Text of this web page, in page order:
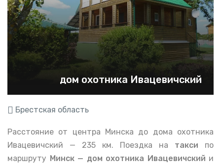
дом охотника Ивацевичский
Брестская область
Расстояние от центра Минска до дома охотника
Ивацевичский — 235 км. Поездка на такси по
маршруту Минск — дом охотника Ивацевичский и